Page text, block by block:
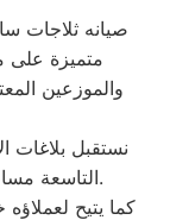
صيانه ثلاجات
متميزة على
والموزعين
نستقبل بلاغات
التاسعة مساء من خلال الرقم المختصر لخدمة العملاء.
كما يتيح